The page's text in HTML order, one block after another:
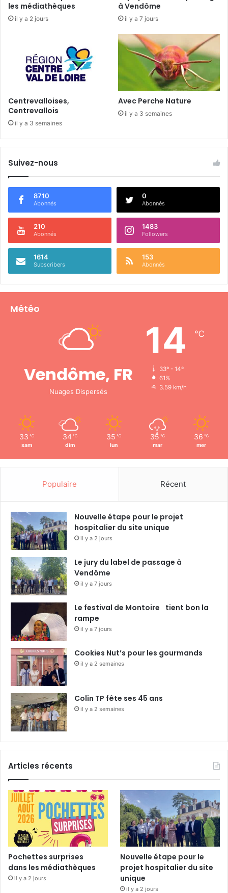
c
h
r
a
t
i
n
u
q
les médiathèques
il y a 2 jours
à Vendôme
il y a 7 jours
Centrevalloises,
Centrevallois
il y a 3 semaines
Avec Perche Nature
il y a 3 semaines
Suivez-nous
8710
Abonnés
0
Abonnés
210
Abonnés
1483
Followers
1614
Subscribers
153
Abonnés
Météo
Vendôme, FR
Nuages Dispersés
14 ℃
33º - 14º
61%
3.59 km/h
33 ℃
sam
34 ℃
dim
35 ℃
lun
35 ℃
mar
36 ℃
mer
Populaire Récent
Nouvelle étape pour le projet
hospitalier du site unique
il y a 2 jours
Le jury du label de passage à
Vendôme
il y a 7 jours
Le festival de Montoire tient bon la
rampe
il y a 7 jours
Cookies Nut’s pour les gourmands
il y a 2 semaines
Colin TP fête ses 45 ans
il y a 2 semaines
Articles récents
Pochettes surprises
dans les médiathèques
il y a 2 jours
Nouvelle étape pour le
projet hospitalier du site
unique
il y a 2 jours